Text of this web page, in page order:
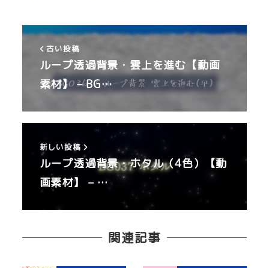
古い投稿
ループ透過背景・雲上を進む【動画
素材】 – BG…
新しい投稿
ループ透過背景・ホタル（4色）【動
画素材】 – …
関連記事